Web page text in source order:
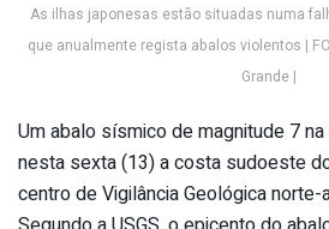
As ilhas japonesas estão situadas numa
que anualmente regista abalos violentos |
Grande |
Um abalo sísmico de magnitude 7
nesta sexta (13) a costa sudoeste
centro de Vigilância Geológica norte-